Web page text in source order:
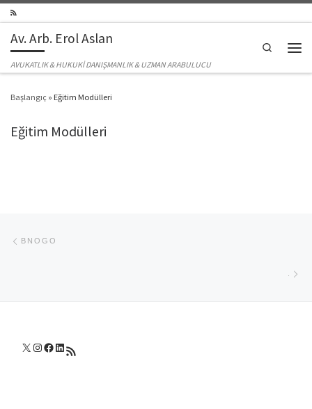
Av. Arb. Erol Aslan
AVUKATLIK & HUKUKİ DANIŞMANLIK & UZMAN ARABULUCU
Search
Başlangıç » Eğitim Modülleri
Eğitim Modülleri
BNOGO
X Instagram
Facebook
LinkedIn
RSS akışı